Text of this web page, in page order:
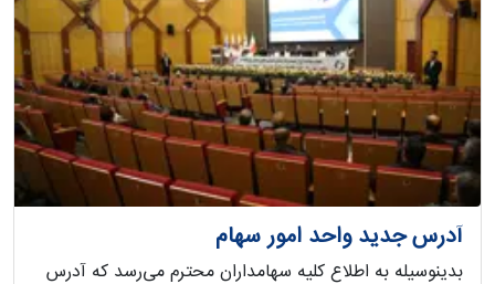
آدرس جدید واحد امور سهام
بدینوسیله به اطلاع کلیه سهامداران محترم می‌رسد که آدرس